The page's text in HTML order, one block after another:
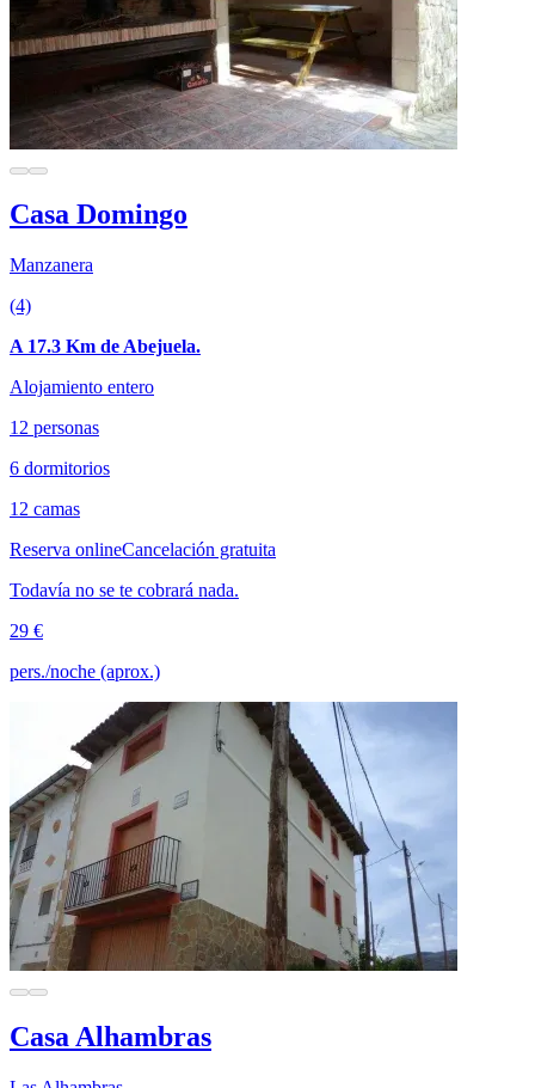
Casa Domingo
Manzanera
(4)
A 17.3 Km de Abejuela.
Alojamiento entero
12 personas
6 dormitorios
12 camas
Reserva onlineCancelación gratuita
Todavía no se te cobrará nada.
29 €
pers./noche (aprox.)
Casa Alhambras